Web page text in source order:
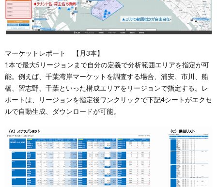
マーケットレポート 【月3本】
1本で最大5リージョンまで自分の定義で分析範囲エリアを指定が可
能。例えば、千葉湾岸マーケットを調査する場合、浦安、市川、船
橋、習志野、千葉といった構成エリアをリージョンで指定する。レ
ポートは、リージョンを指定後ワンクリックで下記4シートがエクセ
ルで自動生成、ダウンロードが可能。